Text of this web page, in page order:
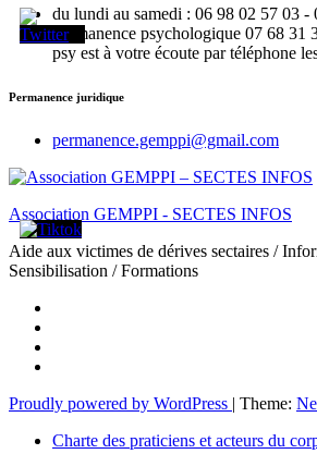
du lundi au samedi : 06 98 02 57 03 -
Permanence psychologique 07 68 31
psy est à votre écoute par téléphone
Permanence juridique
permanence.gemppi@gmail.com
Association GEMPPI - SECTES INFOS
Aide aux victimes de dérives sectaires /
Sensibilisation / Formations
Proudly powered by WordPress | Theme:
Charte des praticiens et acteurs du